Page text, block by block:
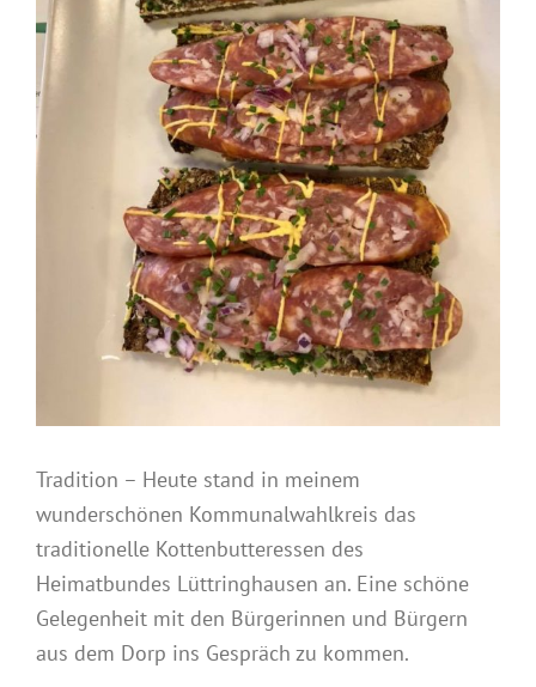
Tradition – Heute stand in meinem
wunderschönen Kommunalwahlkreis das
traditionelle Kottenbutteressen des
Heimatbundes Lüttringhausen an. Eine schöne
Gelegenheit mit den Bürgerinnen und Bürgern
aus dem Dorp ins Gespräch zu kommen.